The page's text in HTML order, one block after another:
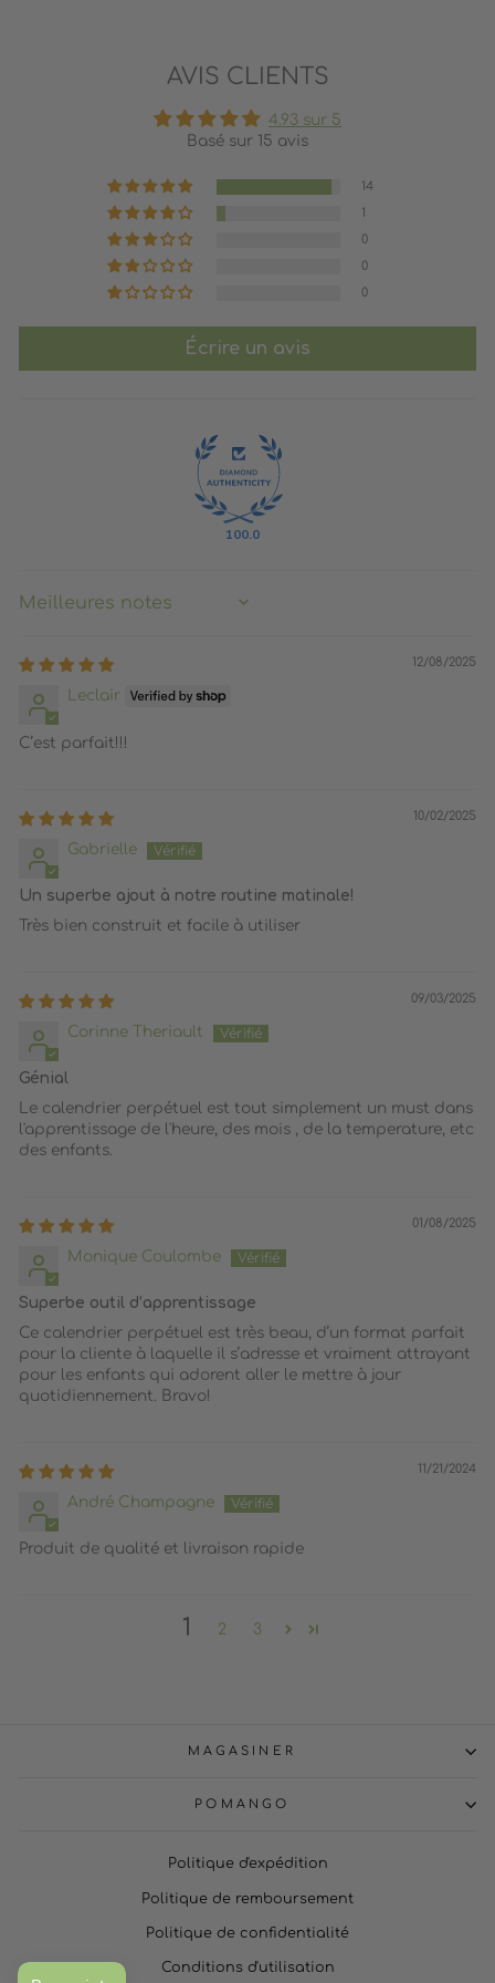
AVIS CLIENTS
4.93 sur 5
Basé sur 15 avis
14
1
0
0
0
Écrire un avis
100.0
SORT BY
12/08/2025
Leclair
C’est parfait!!!
10/02/2025
Gabrielle
Un superbe ajout à notre routine matinale!
Très bien construit et facile à utiliser
09/03/2025
Corinne Theriault
Génial
Le calendrier perpétuel est tout simplement un must dans
l'apprentissage de l'heure, des mois , de la temperature, etc
des enfants.
01/08/2025
Monique Coulombe
Superbe outil d’apprentissage
Ce calendrier perpétuel est très beau, d’un format parfait
pour la cliente à laquelle il s’adresse et vraiment attrayant
pour les enfants qui adorent aller le mettre à jour
quotidiennement. Bravo!
11/21/2024
André Champagne
Produit de qualité et livraison rapide
1 2 3
MAGASINER
POMANGO
Politique d'expédition
Politique de remboursement
Politique de confidentialité
Conditions d'utilisation